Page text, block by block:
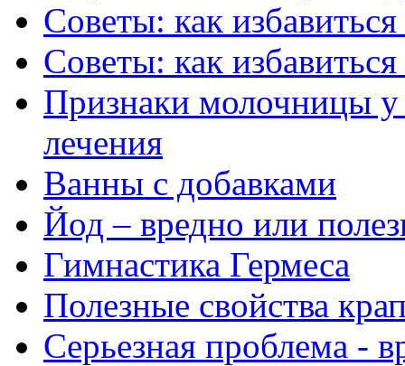
Советы: как
Советы: как
Признаки молочницы
лечения
Ванны с добавками
Йод – вредно или
Гимнастика Гермеса
Полезные свойства
Серьезная проблема -